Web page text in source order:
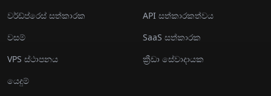
වර්ඩ්ප්රෙස් සත්කාරක
වසම්
VPS ස්ථාපනය
යෙදුම්
API සත්කාරකත්වය
SaaS සත්කාරක
ක්‍රීඩා සේවාදායක